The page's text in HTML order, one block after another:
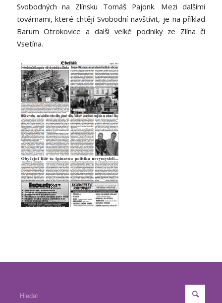
Svobodných na Zlínsku Tomáš Pajonk. Mezi dalšími
továrnami, které chtějí Svobodní navštívit, je na příklad
Barum Otrokovice a další velké podniky ze Zlína či
Vsetína.